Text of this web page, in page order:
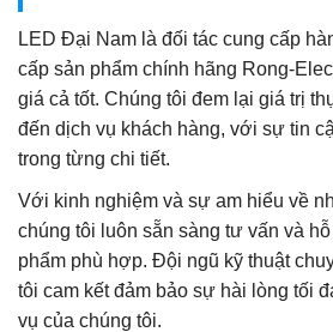
LED Đại Nam là đối tác cung cấp
cấp sản phẩm chính hãng Rong-
giá cả tốt. Chúng tôi đem lại giá trị
đến dịch vụ khách hàng, với sự tin
trong từng chi tiết.
Với kinh nghiệm và sự am hiểu về
chúng tôi luôn sẵn sàng tư vấn và
phẩm phù hợp. Đội ngũ kỹ thuật
tôi cam kết đảm bảo sự hài lòng tối
vụ của chúng tôi.